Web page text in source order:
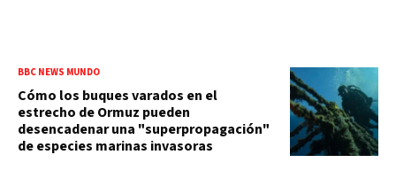
BBC NEWS MUNDO
Cómo los buques varados en el
estrecho de Ormuz pueden
desencadenar una "superpropagación"
de especies marinas invasoras